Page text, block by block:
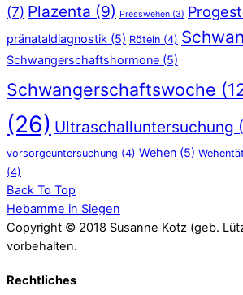
(7) Plazenta (9) Presswehen (3)
pränataldiagnostik (5) Röteln (4)
Schwangerschaftshormone (5)
Schwangerschaftswoche
(26) Ultraschalluntersuchung
vorsorgeuntersuchung (4) Wehen (5)
(4)
Back To Top
Hebamme in Siegen
Copyright © 2018 Susanne Kotz (geb.
vorbehalten.
Rechtliches